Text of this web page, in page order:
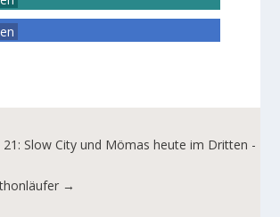
Slow City und Mömas heute im Dritten -
→